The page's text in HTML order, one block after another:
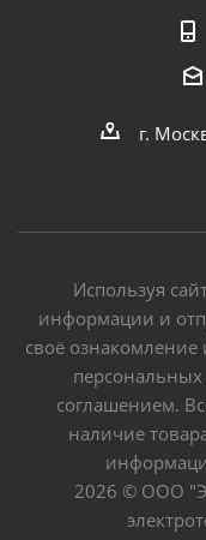
г.
Используя
информации и
своё ознакомление
соглашением.
наличие
2026 © ООО